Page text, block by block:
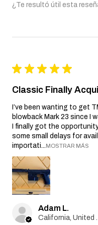
¿Te resultó útil esta
★ ★ ★ ★ ★
Classic Finally
I’ve been wanting to get
blowback Mark 23 since I
I finally got the
some small delays for
importati... MOSTRAR MÁS
Adam L.